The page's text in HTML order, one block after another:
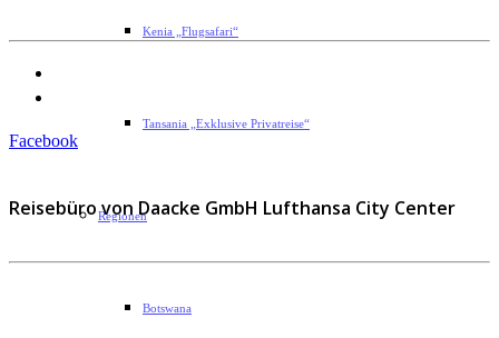
Kenia „Flugsafari“
Tansania „Exklusive Privatreise“
Regionen
Botswana
Facebook
Reisebüro von Daacke GmbH Lufthansa City Center